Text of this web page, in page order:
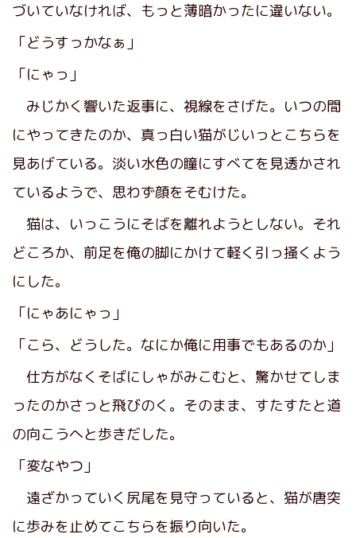
づいていなければ、もっと薄暗かったに違いない。
「どうすっかなぁ」
「にゃっ」
みじかく響いた返事に、視線をさげた。いつの間
にやってきたのか、真っ白い猫がじいっとこちらを
見あげている。淡い水色の瞳にすべてを見透かされ
ているようで、思わず顔をそむけた。
猫は、いっこうにそばを離れようとしない。それ
どころか、前足を俺の脚にかけて軽く引っ掻くよう
にした。
「にゃあにゃっ」
「こら、どうした。なにか俺に用事でもあるのか」
仕方がなくそばにしゃがみこむと、驚かせてしま
ったのかさっと飛びのく。そのまま、すたすたと道
の向こうへと歩きだした。
「変なやつ」
遠ざかっていく尻尾を見守っていると、猫が唐突
に歩みを止めてこちらを振り向いた。